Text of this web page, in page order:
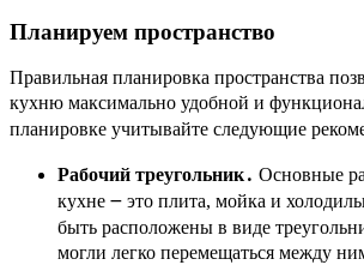
Планируем пространство
Правильная планировка пространства
кухню максимально удобной и
планировке учитывайте следующие
Рабочий треугольник․ Основные
кухне ౼ это плита, мойка и
быть расположены в виде
могли легко перемещаться между